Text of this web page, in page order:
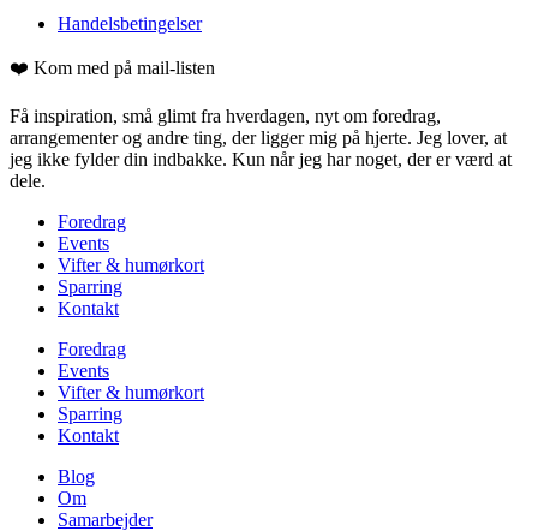
Handelsbetingelser
❤️ Kom med på mail-listen
Få inspiration, små glimt fra hverdagen, nyt om foredrag,
arrangementer og andre ting, der ligger mig på hjerte. Jeg lover, at
jeg ikke fylder din indbakke. Kun når jeg har noget, der er værd at
dele.
Foredrag
Events
Vifter & humørkort
Sparring
Kontakt
Foredrag
Events
Vifter & humørkort
Sparring
Kontakt
Blog
Om
Samarbejder